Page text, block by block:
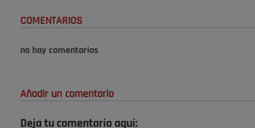
COMENTARIOS
no hay comentarios
Añadir un comentario
Deja tu comentario aquí: